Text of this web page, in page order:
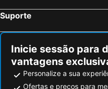
Suporte
Inicie sessão para
vantagens
Personalize a sua
Ofertas e preços para